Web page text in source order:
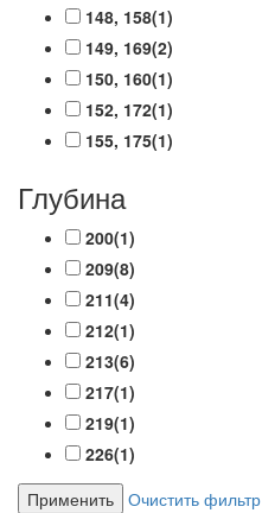
148, 158(1)
149, 169(2)
150, 160(1)
152, 172(1)
155, 175(1)
Глубина
200(1)
209(8)
211(4)
212(1)
213(6)
217(1)
219(1)
226(1)
Применить Очистить фильтр